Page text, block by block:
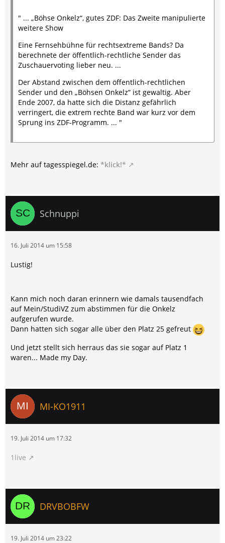
" ... „Böhse Onkelz“, gutes ZDF: Das Zweite manipulierte
weitere Show
Eine Fernsehbühne für rechtsextreme Bands? Da
berechnete der öffentlich-rechtliche Sender das
Zuschauervoting lieber neu. ...
Der Abstand zwischen dem öffentlich-rechtlichen
Sender und den „Böhsen Onkelz“ ist gewaltig. Aber
Ende 2007, da hatte sich die Distanz gefährlich
verringert, die extrem rechte Band war kurz vor dem
Sprung ins ZDF-Programm. ... "
Mehr auf tagesspiegel.de: *klick!*
Schnuppi
16. Juli 2014 um 15:58
Lustig!
Kann mich noch daran erinnern wie damals tausendfach
auf Mein/StudiVZ zum abstimmen für die Onkelz
aufgerufen wurde.
Dann hatten sich sogar alle über den Platz 25 gefreut
Und jetzt stellt sich herraus das sie sogar auf Platz 1
waren... Made my Day.
MI-KO1911
19. Juli 2014 um 17:32
1live
DRVBOBFW
19. Juli 2014 um 23:22